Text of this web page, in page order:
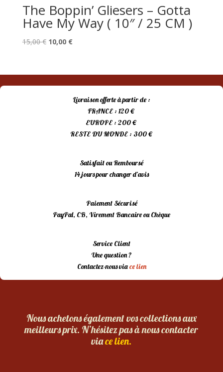
The Boppin’ Gliesers – Gotta
Have My Way ( 10″ / 25 CM )
15,00€ Le
était :
15,00 €.
10,00 €Le
est :
10,00 €.
Livraison offerte à partir de :
FRANCE : 120 €
EUROPE : 200 €
RESTE DU MONDE : 300 €
Satisfait ou Remboursé
14 jours pour changer d’avis
Paiement Sécurisé
PayPal, CB, Virement Bancaire ou Chèque
Service Client
Une question ?
Contactez-nous viace lien
Nous achetons également vos collections aux
meilleurs prix. N’hésitez pas à nous contacter
viace lien.